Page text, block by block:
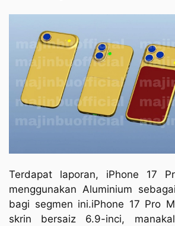
Terdapat laporan, iPhone 17
menggunakan Aluminium
bagi segmen ini.iPhone 17 Pro
skrin bersaiz 6.9-inci,